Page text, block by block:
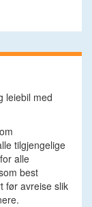
leiebil med
tilgjengelige
alle
best
før avreise slik